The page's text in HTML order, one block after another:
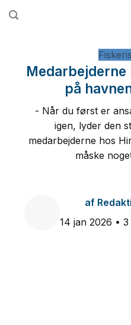
Fortsæt
på
- Når du først er
igen, lyder den
medarbejderne hos
måske
af
14 jan 2026 •